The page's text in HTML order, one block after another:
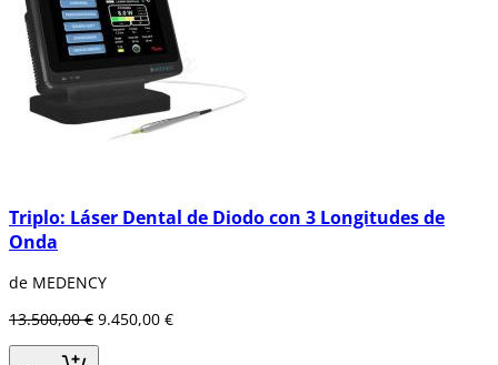
Triplo: Láser Dental de Diodo con 3 Longitudes de
Onda
de MEDENCY
13.500,00 € 9.450,00 €